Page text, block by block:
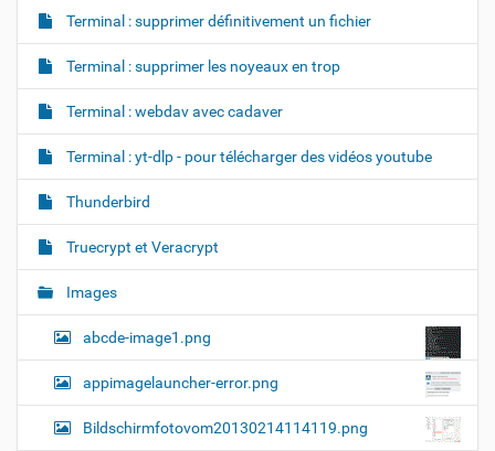
Terminal : supprimer définitivement un fichier
Terminal : supprimer les noyeaux en trop
Terminal : webdav avec cadaver
Terminal : yt-dlp - pour télécharger des vidéos youtube
Thunderbird
Truecrypt et Veracrypt
Images
abcde-image1.png
appimagelauncher-error.png
Bildschirmfotovom20130214114119.png